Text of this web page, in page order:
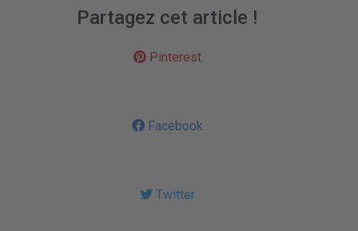
Partagez cet article !
Pinterest
Facebook
Twitter